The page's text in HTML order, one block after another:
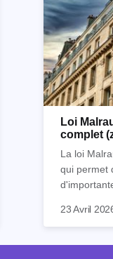
Loi
complet
La loi
qui permet
immobilier.
historique
23 Avril